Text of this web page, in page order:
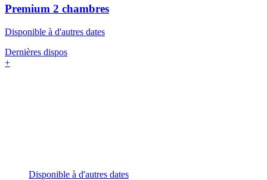
Premium 2 chambres
Disponible à d'autres dates
Dernières dispos
+
Disponible à d'autres dates